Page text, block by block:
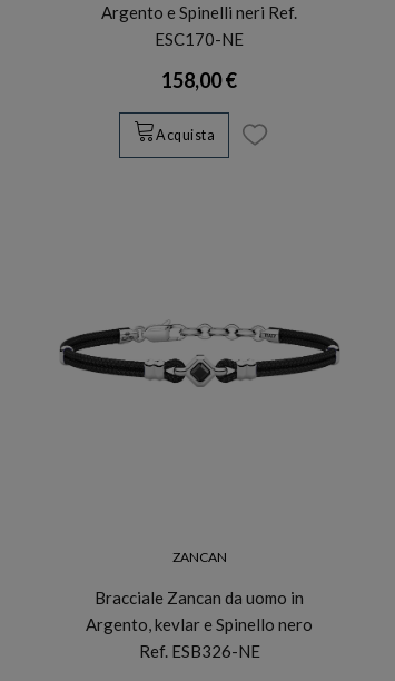
Argento e Spinelli neri Ref.
ESC170-NE
158,00 €
Acquista
ZANCAN
Bracciale Zancan da uomo in
Argento, kevlar e Spinello nero
Ref. ESB326-NE